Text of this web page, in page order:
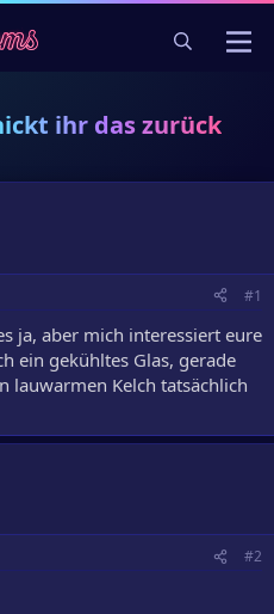
ihr das zurück
#1
ja, aber mich interessiert eure
ein gekühltes Glas, gerade
lauwarmen Kelch tatsächlich
#2